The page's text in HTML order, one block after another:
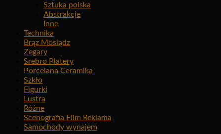
Sztuka polska
Abstrakcje
Inne
Technika
Brąz Mosiądz
Zegary
Srebro Platery
Porcelana Ceramika
Szkło
Figurki
Lustra
Różne
Scenografia Film Reklama
Samochody wynajem